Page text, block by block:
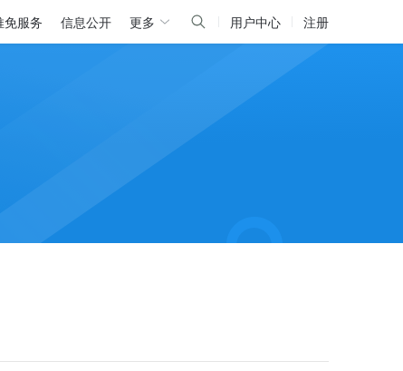
免服务 信息公开 更多 用户中心 注册